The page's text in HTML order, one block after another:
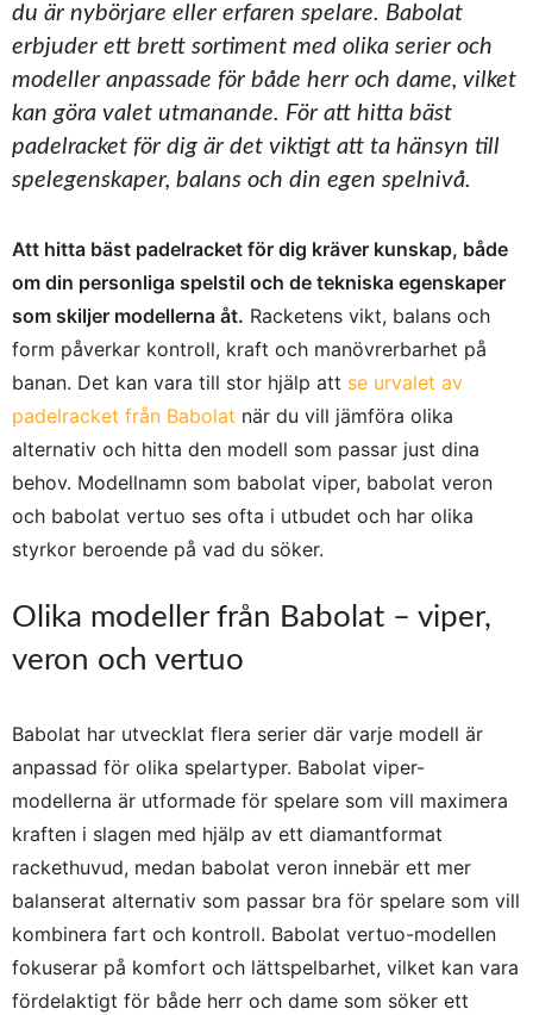
du är nybörjare eller erfaren spelare. Babolat
erbjuder ett brett sortiment med olika serier och
modeller anpassade för både herr och dame, vilket
kan göra valet utmanande. För att hitta bäst
padelracket för dig är det viktigt att ta hänsyn till
spelegenskaper, balans och din egen spelnivå.
Att hitta bäst padelracket för dig kräver kunskap, både
om din personliga spelstil och de tekniska egenskaper
som skiljer modellerna åt. Racketens vikt, balans och
form påverkar kontroll, kraft och manövrerbarhet på
banan. Det kan vara till stor hjälp att se urvalet av
padelracket från Babolat när du vill jämföra olika
alternativ och hitta den modell som passar just dina
behov. Modellnamn som babolat viper, babolat veron
och babolat vertuo ses ofta i utbudet och har olika
styrkor beroende på vad du söker.
Olika modeller från Babolat – viper,
veron och vertuo
Babolat har utvecklat flera serier där varje modell är
anpassad för olika spelartyper. Babolat viper-
modellerna är utformade för spelare som vill maximera
kraften i slagen med hjälp av ett diamantformat
rackethuvud, medan babolat veron innebär ett mer
balanserat alternativ som passar bra för spelare som vill
kombinera fart och kontroll. Babolat vertuo-modellen
fokuserar på komfort och lättspelbarhet, vilket kan vara
fördelaktigt för både herr och dame som söker ett